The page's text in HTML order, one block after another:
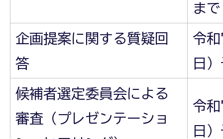
まで
企画提案に関する質疑回
答
令
日
候補者選定委員会による
審査（プレゼンテーショ
令
日